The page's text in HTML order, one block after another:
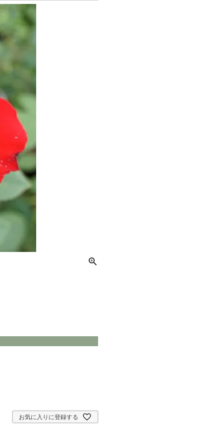
お気に入りに登録する